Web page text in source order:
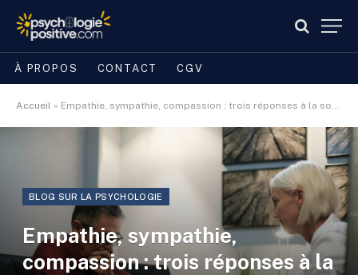
À PROPOS CONTACT CGV
Accueil » Empathie, sympathie, compassion : trois réponses à la souffrance d’autrui
BLOG SUR LA PSYCHOLOGIE
Empathie, sympathie,
compassion : trois réponses à la